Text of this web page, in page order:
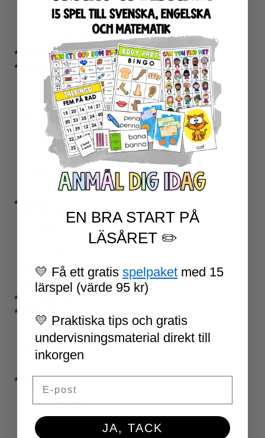
SPRÅK OCH BEGREPP
★ SVENSK SOM ANDRASPRÅK
★ MATEMATIK
NYBÖRJARTRÄNING
ADDITION OCH SUBTRAKTION
MULTIPLIKATION OCH DIVISION
TEXTUPPGIFTER
TID: KLOCKAN OCH KALENDER
PROGRAMMERING
KARTLÄGGNING MATEMATIK
AKTIVITETSPAKET MATEMATIK
★ ENGELSKA
ENGELSKA LÄSNING
ENGELSKA ORD- OCH BEGREPP
ENGELSKA HÖGFREKVENTA ORD
ENGELSK MUNTLIGA FÄRDIGHET
★ UTOMHUSPEDAGOGIK
★ ANDRA ÄMNEN
SOCIALA FÄRDIGHETER
SAMHÄLLSKUNSKAP
NATURVETENSKAP
RELIGIONSKUNSKAP
★ SERIER
ESCAPE ROOMS
UPPGIFTSKORT SVENSKA
NIVÅINDELADE LÄSTEXTER
LÄSKORT FAKTA
EN BRA START PÅ
LÄSÅRET ✏️
💛 Få ett gratis spelpaket med 15
lärspel (värde 95 kr)
💛 Praktiska tips och gratis
undervisningsmaterial direkt till
inkorgen
JA, TACK